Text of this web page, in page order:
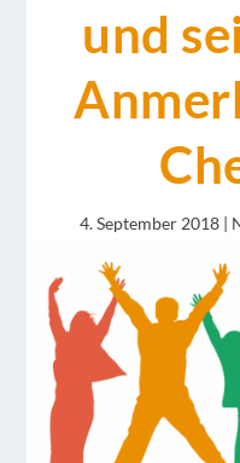
und
4. September 2018 |